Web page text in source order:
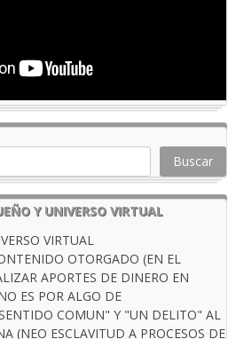
Buscar
Y UNIVERSO VIRTUAL
VIRTUAL
OTORGADO (EN EL
APORTES DE DINERO EN
ES POR ALGO DE
COMUN" Y "UN DELITO" AL
(NEO ESCLAVITUD A PROCESOS DE